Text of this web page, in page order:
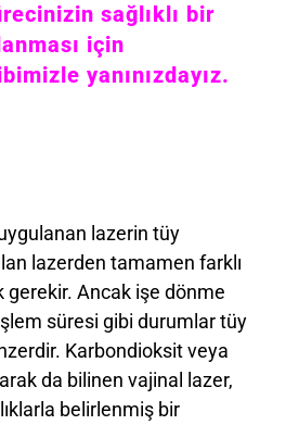
sağlıklı bir
için
yanınızdayız.
lazerin tüy
lazerden tamamen farklı
Ancak işe dönme
süresi gibi durumlar tüy
Karbondioksit veya
da bilinen vajinal lazer,
belirlenmiş bir